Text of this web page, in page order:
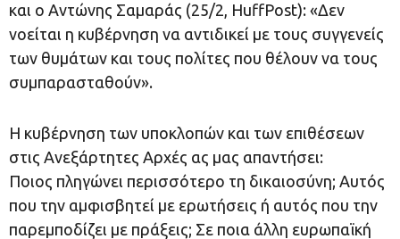
και ο Αντώνης Σαμαράς (25/2, HuffPost): «Δεν
νοείται η κυβέρνηση να αντιδικεί με τους συγγενείς
των θυμάτων και τους πολίτες που θέλουν να τους
συμπαρασταθούν».
Η κυβέρνηση των υποκλοπών και των επιθέσεων
στις Ανεξάρτητες Αρχές ας μας απαντήσει:
Ποιος πληγώνει περισσότερο τη δικαιοσύνη; Αυτός
που την αμφισβητεί με ερωτήσεις ή αυτός που την
παρεμποδίζει με πράξεις; Σε ποια άλλη ευρωπαϊκή